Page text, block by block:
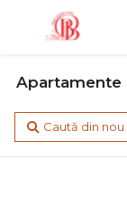
Apartamente
Caută din nou